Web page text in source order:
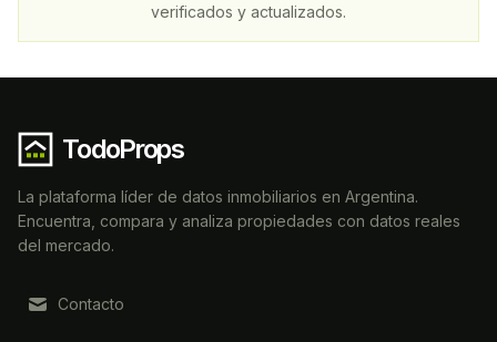
verificados y actualizados.
TodoProps
La plataforma líder de datos inmobiliarios en Argentina.
Encuentra, compara y analiza propiedades con datos reales
del mercado.
Contacto